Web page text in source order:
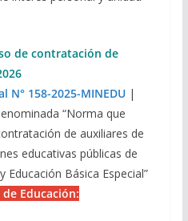
de contratación de
N° 158-2025-MINEDU|
“Norma que
de auxiliares de
educativas públicas de
Educación Básica Especial”
Educación: